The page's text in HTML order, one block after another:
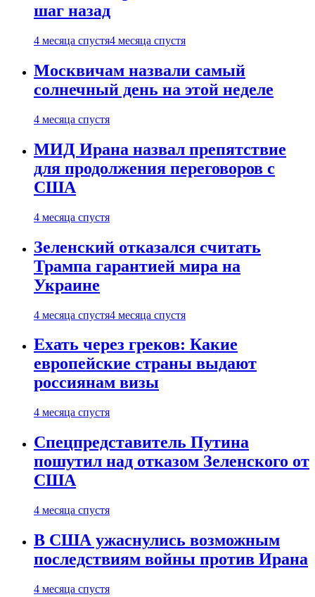
шаг назад
4 месяца спустя4 месяца спустя
Москвичам назвали самый
солнечный день на этой неделе
4 месяца спустя
МИД Ирана назвал препятствие
для продолжения переговоров с
США
4 месяца спустя
Зеленский отказался считать
Трампа гарантией мира на
Украине
4 месяца спустя4 месяца спустя
Ехать через греков: Какие
европейские страны выдают
россиянам визы
4 месяца спустя
Спецпредставитель Путина
пошутил над отказом Зеленского от
США
4 месяца спустя
В США ужаснулись возможным
последствиям войны против Ирана
4 месяца спустя